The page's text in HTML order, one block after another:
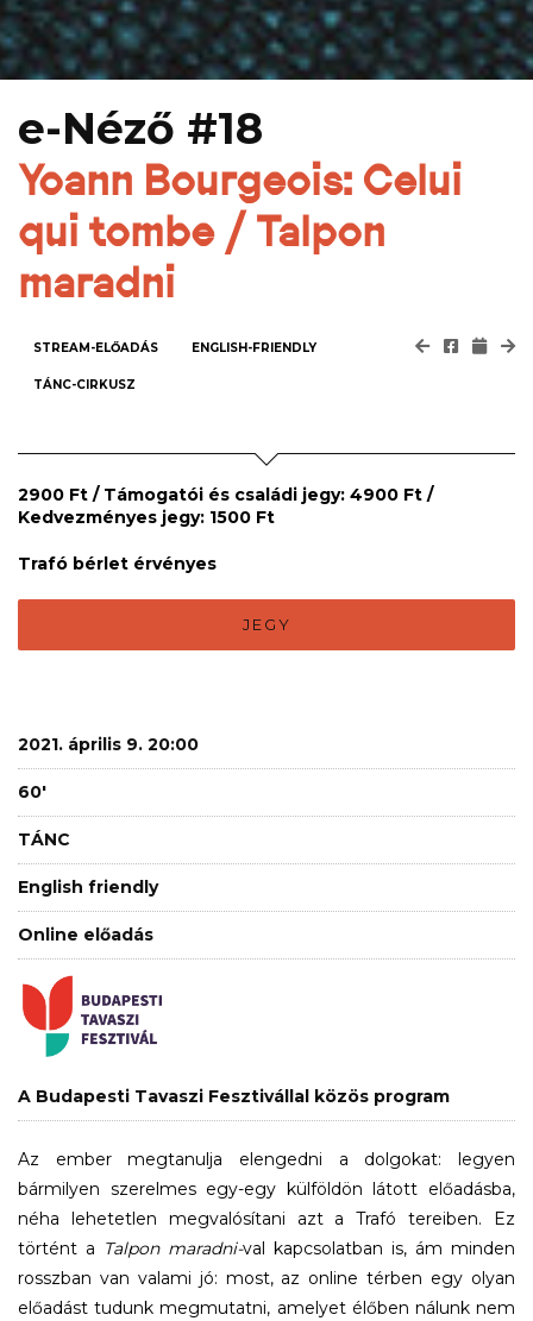
e-Néző #18
Yoann Bourgeois: Celui
qui tombe / Talpon
maradni
STREAM-ELŐADÁS ENGLISH-FRIENDLY
TÁNC-CIRKUSZ
2900 Ft / Támogatói és családi jegy: 4900 Ft /
Kedvezményes jegy: 1500 Ft
Trafó bérlet érvényes
JEGY
2021. április 9. 20:00
60'
TÁNC
English friendly
Online előadás
A Budapesti Tavaszi Fesztivállal közös program
Az ember megtanulja elengedni a dolgokat: legyen
bármilyen szerelmes egy-egy külföldön látott előadásba,
néha lehetetlen megvalósítani azt a Trafó tereiben. Ez
történt a Talpon maradni-val kapcsolatban is, ám minden
rosszban van valami jó: most, az online térben egy olyan
előadást tudunk megmutatni, amelyet élőben nálunk nem